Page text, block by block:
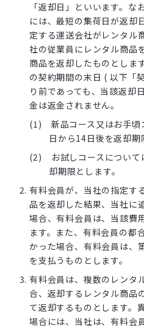
「返却日」といいます。
には、最短の集荷日が返却
定する運送会社がレンタル
社の従業員にレンタル商品
商品を返却したものとしま
の契約期間の末日 ( 以下「
り前であっても、当該返却
金は返金されません。
新品コース又はお手
日から14日後を返却期
お試しコースについ
却期限とします。
有料会員が、当社の指定す
品を返却した結果、当社に
場合、有料会員は、当該費
ます。また、有料会員の都
かった場合、有料会員は、
を支払うものとします。
有料会員は、複数のレンタ
合、返却するレンタル商品
て返却するものとします。
場合には、当社は、有料会